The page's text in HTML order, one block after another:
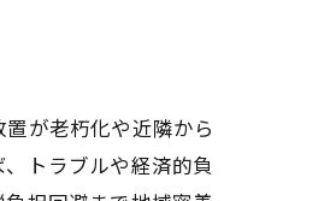
が老朽化や近隣から
トラブルや経済的負